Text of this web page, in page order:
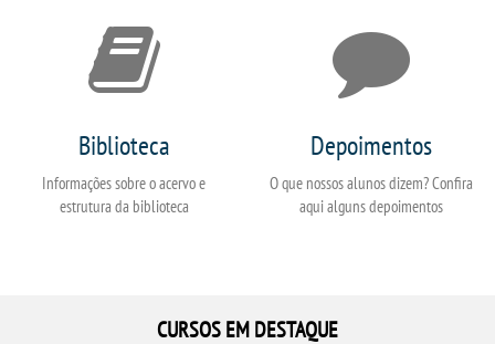
Biblioteca
Informações sobre o acervo e
estrutura da biblioteca
Depoimentos
O que nossos alunos dizem? Confira
aqui alguns depoimentos
CURSOS EM DESTAQUE